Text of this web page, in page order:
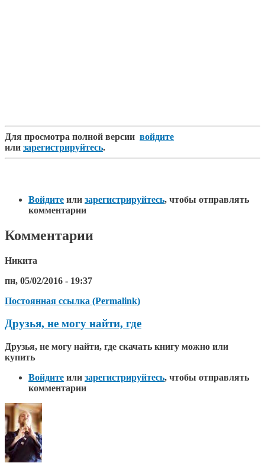
Для просмотра полной версии войдите
или зарегистрируйтесь.
Войдите или зарегистрируйтесь, чтобы отправлять
комментарии
Комментарии
Никита
пн, 05/02/2016 - 19:37
Постоянная ссылка (Permalink)
Друзья, не могу найти, где
Друзья, не могу найти, где скачать книгу можно или
купить
Войдите или зарегистрируйтесь, чтобы отправлять
комментарии